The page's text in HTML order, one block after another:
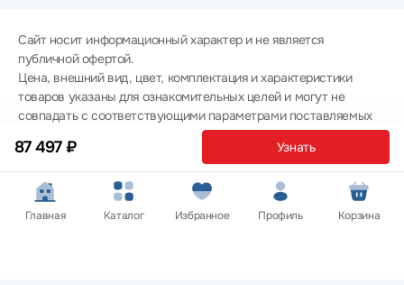
87 497 ₽ Узнать
Сайт носит информационный характер и не является
публичной офертой.
Цена, внешний вид, цвет, комплектация и характеристики
товаров указаны для ознакомительных целей и могут не
совпадать с соответствующими параметрами поставляемых
товаров - уточняйте информацию у менеджера при
оформлении заказа.
Политика конфиденциальности
© 2012 — 2026 ООО «Эпл Тэк»
Главная Каталог Избранное Профиль Корзина